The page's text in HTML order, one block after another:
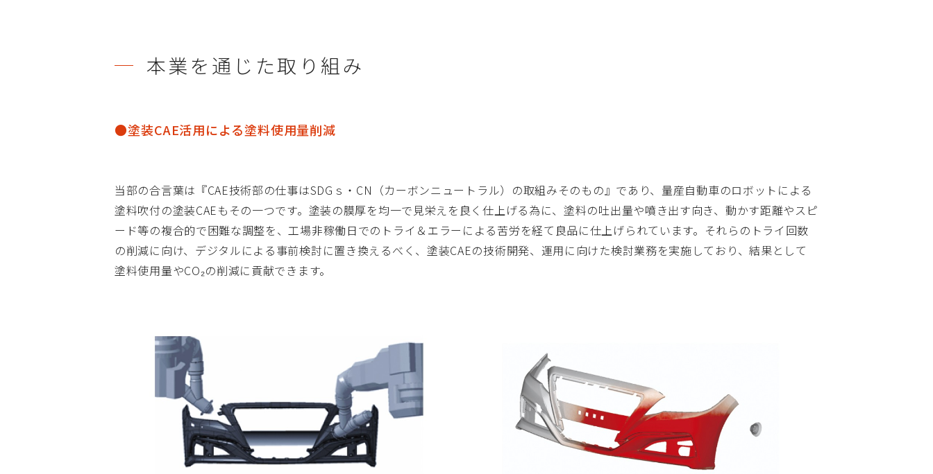
本業を通じた取り組み
●塗装CAE活用による塗料使用量削減
当部の合言葉は『CAE技術部の仕事はSDGｓ・CN（カーボンニュートラル）の取組みそのもの』であり、量産自動車のロボットによる
塗料吹付の塗装CAEもその一つです。塗装の膜厚を均一で見栄えを良く仕上げる為に、塗料の吐出量や噴き出す向き、動かす距離やスピ
ード等の複合的で困難な調整を、工場非稼働日でのトライ＆エラーによる苦労を経て良品に仕上げられています。それらのトライ回数
の削減に向け、デジタルによる事前検討に置き換えるべく、塗装CAEの技術開発、運用に向けた検討業務を実施しており、結果として
塗料使用量やCO₂の削減に貢献できます。